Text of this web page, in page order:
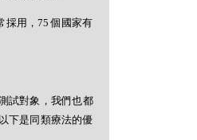
採用，75 個國家有
試對象，我們也都
下是同類療法的優